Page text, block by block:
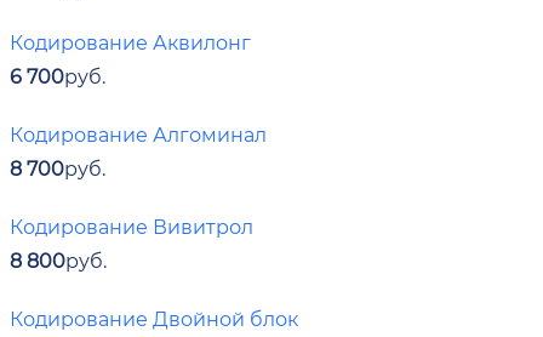
Кодирование Аквилонг
6 700руб.
Кодирование Алгоминал
8 700руб.
Кодирование Вивитрол
8 800руб.
Кодирование Двойной блок